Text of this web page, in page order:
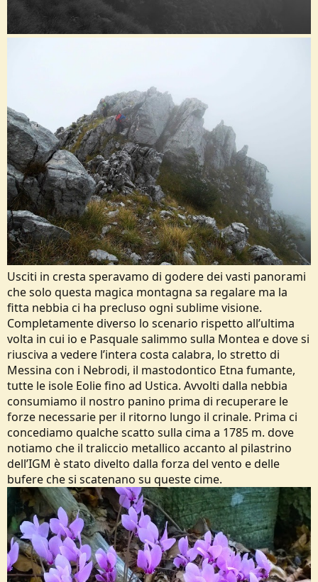
Usciti in cresta speravamo di godere dei vasti panorami
che solo questa magica montagna sa regalare ma la
fitta nebbia ci ha precluso ogni sublime visione.
Completamente diverso lo scenario rispetto all’ultima
volta in cui io e Pasquale salimmo sulla Montea e dove si
riusciva a vedere l’intera costa calabra, lo stretto di
Messina con i Nebrodi, il mastodontico Etna fumante,
tutte le isole Eolie fino ad Ustica. Avvolti dalla nebbia
consumiamo il nostro panino prima di recuperare le
forze necessarie per il ritorno lungo il crinale. Prima ci
concediamo qualche scatto sulla cima a 1785 m. dove
notiamo che il traliccio metallico accanto al pilastrino
dell’IGM è stato divelto dalla forza del vento e delle
bufere che si scatenano su queste cime.